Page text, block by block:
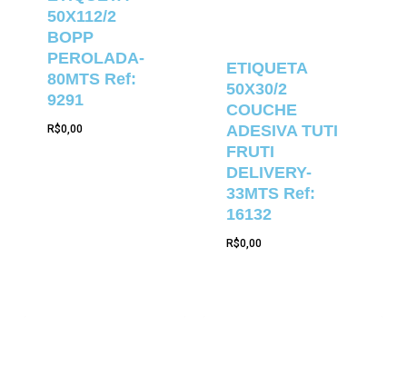
50X112/2
BOPP
PEROLADA-
80MTS Ref:
9291
R$0,00
ETIQUETA
50X30/2
COUCHE
ADESIVA TUTI
FRUTI
DELIVERY-
33MTS Ref:
16132
R$0,00